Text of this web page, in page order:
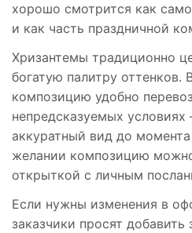
хорошо смотрится как
и как часть праздничной
Хризантемы традиционно
богатую палитру
композицию удобно
непредсказуемых
аккуратный вид до
желании композицию
открыткой с личным
Если нужны изменения в
заказчики просят добавить